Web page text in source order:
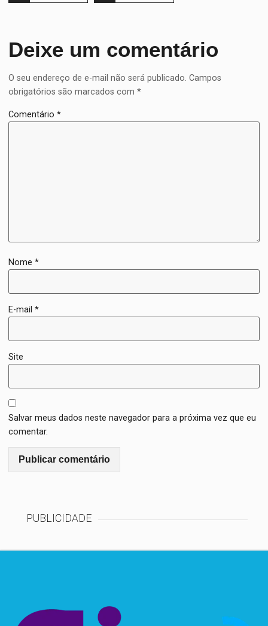
Deixe um comentário
O seu endereço de e-mail não será publicado. Campos
obrigatórios são marcados com*
Comentário*
Nome*
E-mail*
Site
Salvar meus dados neste navegador para a próxima vez que eu
comentar.
PUBLICIDADE